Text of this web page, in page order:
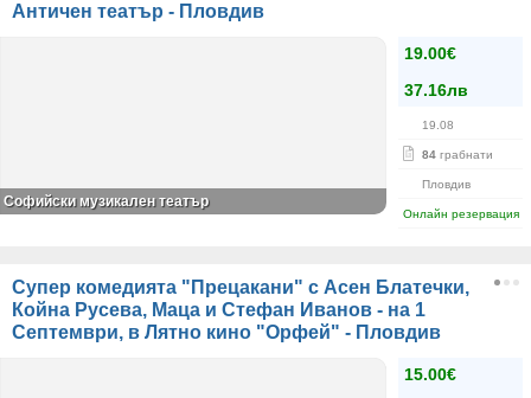
Античен театър - Пловдив
19.00€
37.16лв
19.08
84 грабнати
Пловдив
Онлайн резервация
Софийски музикален театър
Супер комедията "Прецакани" с Асен Блатечки,
Койна Русева, Маца и Стефан Иванов - на 1
Септември, в Лятно кино "Орфей" - Пловдив
15.00€